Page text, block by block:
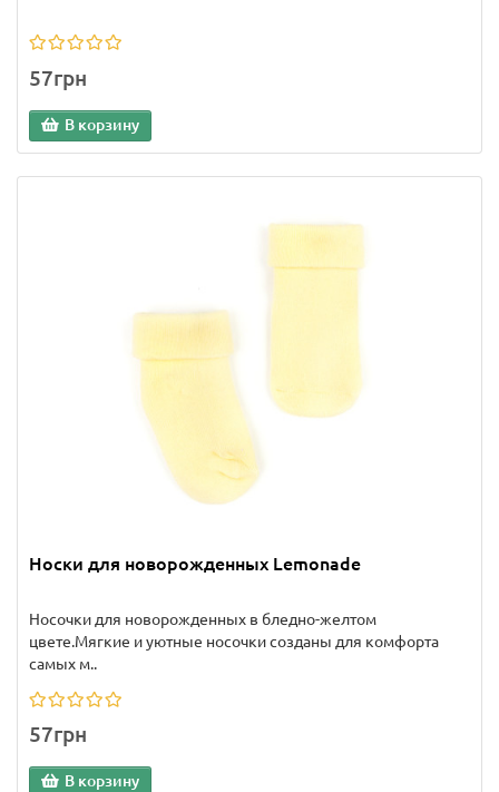
57грн
В корзину
Носки для новорожденных Lemonade
Носочки для новорожденных в бледно-желтом
цвете.Мягкие и уютные носочки созданы для комфорта
самых м..
57грн
В корзину